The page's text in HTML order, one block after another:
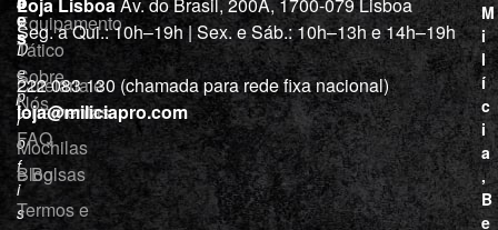
“
D
e
p
r
o
f
i
s
Equipamento
Tático
Cutelaria e
ferramentas
Mochilas
e Bolsas
e
s
Sobre
Nós
FAQ
Blog
Termos e
Seg. a Qui.: 10h–19h | Sex. e Sáb.: 10h–13h e 14h–19h
222 083 130 (chamada para rede fixa nacional)
loja@miliciapro.com
M
i
l
í
c
i
a
,
B
e